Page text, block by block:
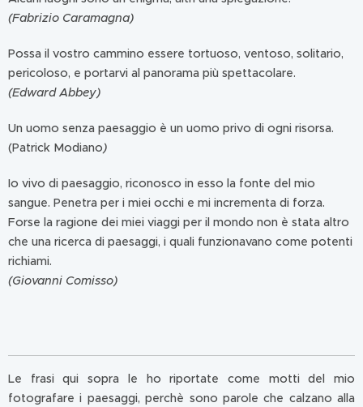
(Fabrizio Caramagna)
Possa il vostro cammino essere tortuoso, ventoso, solitario,
pericoloso, e portarvi al panorama più spettacolare.
(Edward Abbey)
Un uomo senza paesaggio è un uomo privo di ogni risorsa.
(Patrick Modiano)
Io vivo di paesaggio, riconosco in esso la fonte del mio
sangue. Penetra per i miei occhi e mi incrementa di forza.
Forse la ragione dei miei viaggi per il mondo non è stata altro
che una ricerca di paesaggi, i quali funzionavano come potenti
richiami.
(Giovanni Comisso)
Le frasi qui sopra le ho riportate come motti del mio
fotografare i paesaggi, perchè sono parole che calzano alla